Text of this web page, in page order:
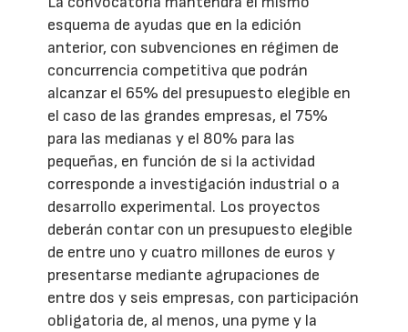
esquema de ayudas que en la edición
anterior, con subvenciones en régimen de
concurrencia competitiva que podrán
alcanzar el 65% del presupuesto elegible en
el caso de las grandes empresas, el 75%
para las medianas y el 80% para las
pequeñas, en función de si la actividad
corresponde a investigación industrial o a
desarrollo experimental. Los proyectos
deberán contar con un presupuesto elegible
de entre uno y cuatro millones de euros y
presentarse mediante agrupaciones de
entre dos y seis empresas, con participación
obligatoria de, al menos, una pyme y la